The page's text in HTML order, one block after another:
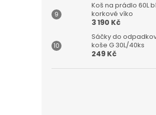
Koš na prádlo 60L
korkové víko
3 190 Kč
Sáčky do
koše G 30L/40ks
249 Kč